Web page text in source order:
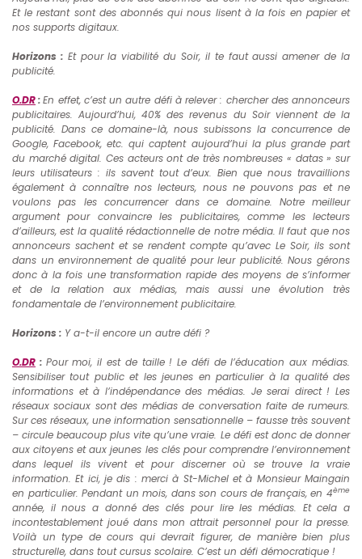
Et le restant sont des abonnés qui nous lisent à la fois en papier et
nos supports digitaux.
Horizons :Et pour la viabilité du Soir, il te faut aussi amener de la
publicité.
O.DR:En effet, c’est un autre défi à relever : chercher des annonceurs
publicitaires. Aujourd’hui, 40% des revenus du Soir viennent de la
publicité. Dans ce domaine-là, nous subissons la concurrence de
Google, Facebook, etc. qui captent aujourd’hui la plus grande part
du marché digital. Ces acteurs ont de très nombreuses « datas » sur
leurs utilisateurs : ils savent tout d’eux. Bien que nous travaillions
également à connaître nos lecteurs, nous ne pouvons pas et ne
voulons pas les concurrencer dans ce domaine. Notre meilleur
argument pour convaincre les publicitaires, comme les lecteurs
d’ailleurs, est la qualité rédactionnelle de notre média. Il faut que nos
annonceurs sachent et se rendent compte qu’avec Le Soir, ils sont
dans un environnement de qualité pour leur publicité. Nous gérons
donc à la fois une transformation rapide des moyens de s’informer
et de la relation aux médias, mais aussi une évolution très
fondamentale de l’environnement publicitaire.
Horizons : Y a-t-il encore un autre défi ?
O.DR : Pour moi, il est de taille ! Le défi de l’éducation aux médias.
Sensibiliser tout public et les jeunes en particulier à la qualité des
informations et à l’indépendance des médias. Je serai direct ! Les
réseaux sociaux sont des médias de conversation faite de rumeurs.
Sur ces réseaux, une information sensationnelle – fausse très souvent
– circule beaucoup plus vite qu’une vraie. Le défi est donc de donner
aux citoyens et aux jeunes les clés pour comprendre l’environnement
dans lequel ils vivent et pour discerner où se trouve la vraie
information. Et ici, je dis : merci à St-Michel et à Monsieur Maingain
en particulier. Pendant un mois, dans son cours de français, en 4ème
année, il nous a donné des clés pour lire les médias. Et cela a
incontestablement joué dans mon attrait personnel pour la presse.
Voilà un type de cours qui devrait figurer, de manière bien plus
structurelle, dans tout cursus scolaire. C’est un défi démocratique !